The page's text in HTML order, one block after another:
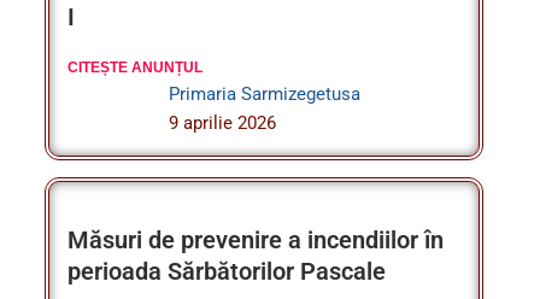
Măsuri de prevenire a incendiilor în
perioada Sărbătorilor Pascale
CITEȘTE ANUNȚUL
Primaria Sarmizegetusa